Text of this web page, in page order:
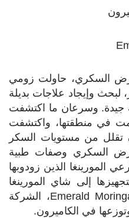
السكري، حاولت زومي
21 من العمر، لبحث وإيجاد علاجات بديلة
جيدة. وسرعان ما اكتشفت
في منطقتها، واكتشفت
تقلل من مستويات السكر
السكري وصفات طبية
المورينغا الذين زودوبها
إلى شاي المورينغا
Emerald، الشركة
في الكاميرون.